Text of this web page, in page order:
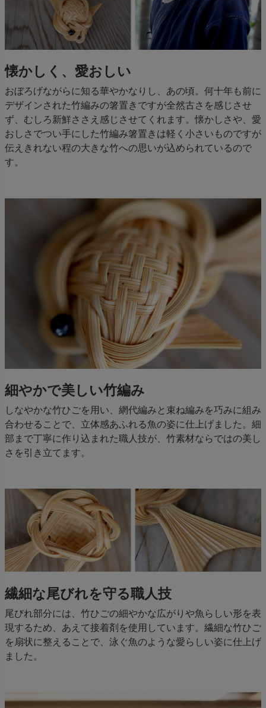
懐かしく、愛おしい
おぼろげながらに知る華やかなりし、あの頃。何十年も前に
デザインされた竹編みの箸置きですが全然古さを感じさせ
ず、むしろ新鮮ささえ感じさせてくれます。懐かしさや、愛
おしさでつい手にした竹編み箸置きは軽く小さいものですが
伝えきれない程の大きな竹への思いが込められているので
す。
細やかで美しい竹編み
しなやかな竹ひごを用い、網代編みと束ね編みを巧みに組み
合わせることで、立体感あふれる魚の姿に仕上げました。細
部まで丁寧に作り込まれた職人技が、竹素材ならではの美し
さを引き立てます。
繊細な尾びれを守る職人技
尾びれ部分には、竹ひごの細やかな広がりや魚らしい形を表
現するため、あえて接着剤を使用しています。繊細な竹ひご
を扇状に整えることで、泳ぐ魚のような愛らしい姿に仕上げ
ました。